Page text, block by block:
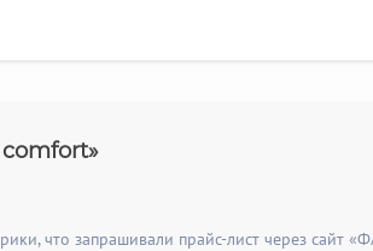
что запрашивали прайс-лист через сайт